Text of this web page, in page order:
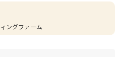
ングファーム